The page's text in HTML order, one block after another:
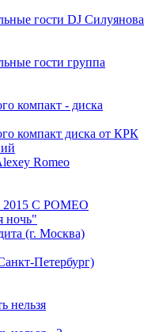
гости DJ Силуянова
гости группа
компакт - диска
компакт диска от КРК
Romeo
C РОМЕО
ночь"
(г. Москва)
Петербург)
нельзя